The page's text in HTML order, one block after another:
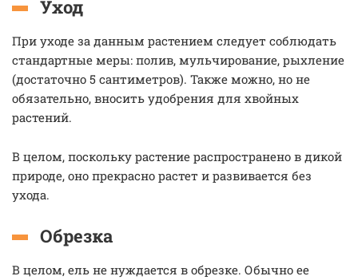
Уход
При уходе за данным растением следует соблюдать
стандартные меры: полив, мульчирование, рыхление
(достаточно 5 сантиметров). Также можно, но не
обязательно, вносить удобрения для хвойных
растений.
В целом, поскольку растение распространено в дикой
природе, оно прекрасно растет и развивается без
ухода.
Обрезка
В целом, ель не нуждается в обрезке. Обычно ее